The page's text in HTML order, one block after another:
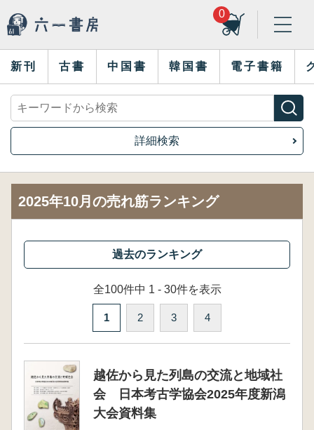
0
新刊 古書 中国書 韓国書 電子書籍
詳細検索
2025年10月の売れ筋ランキング
全100件中 1 - 30件を表示
1 2 3 4
越佐から見た列島の交流と地域社
会 日本考古学協会2025年度新潟
大会資料集